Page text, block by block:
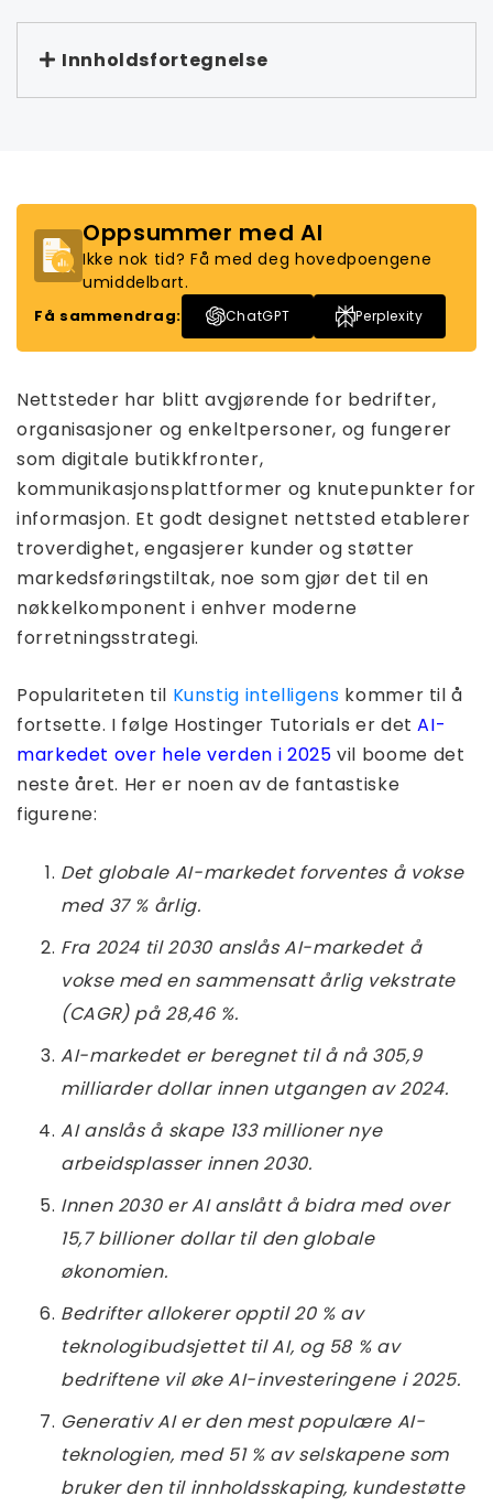
Innholdsfortegnelse
Oppsummer med AI
Ikke nok tid? Få med deg hovedpoengene
umiddelbart.
Få sammendrag: ChatGPT Perplexity
Nettsteder har blitt avgjørende for bedrifter,
organisasjoner og enkeltpersoner, og fungerer
som digitale butikkfronter,
kommunikasjonsplattformer og knutepunkter for
informasjon. Et godt designet nettsted etablerer
troverdighet, engasjerer kunder og støtter
markedsføringstiltak, noe som gjør det til en
nøkkelkomponent i enhver moderne
forretningsstrategi.
Populariteten til Kunstig intelligens kommer til å
fortsette. I følge Hostinger Tutorials er detAI-
markedet over hele verden i 2025 vil boome det
neste året. Her er noen av de fantastiske
figurene:
Det globale AI-markedet forventes å vokse
med 37 % årlig.
Fra 2024 til 2030 anslås AI-markedet å
vokse med en sammensatt årlig vekstrate
(CAGR) på 28,46 %.
AI-markedet er beregnet til å nå 305,9
milliarder dollar innen utgangen av 2024.
AI anslås å skape 133 millioner nye
arbeidsplasser innen 2030.
Innen 2030 er AI anslått å bidra med over
15,7 billioner dollar til den globale
økonomien.
Bedrifter allokerer opptil 20 % av
teknologibudsjettet til AI, og 58 % av
bedriftene vil øke AI-investeringene i 2025.
Generativ AI er den mest populære AI-
teknologien, med 51 % av selskapene som
bruker den til innholdsskaping, kundestøtte